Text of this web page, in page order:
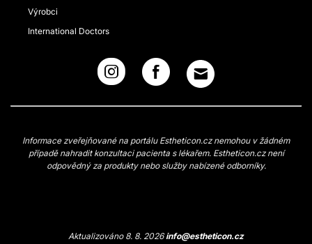
Výrobci
International Doctors
Informace zveřejňované na portálu Estheticon.cz nemohou v žádném
případě nahradit konzultaci pacienta s lékařem. Estheticon.cz není
odpovědný za produkty nebo služby nabízené odborníky.
Aktualizováno 8. 8. 2026info@estheticon.cz